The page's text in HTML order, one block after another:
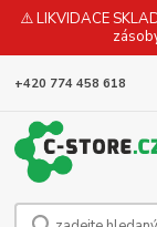
⚠️ LIKVIDACE
+420 774 458 618